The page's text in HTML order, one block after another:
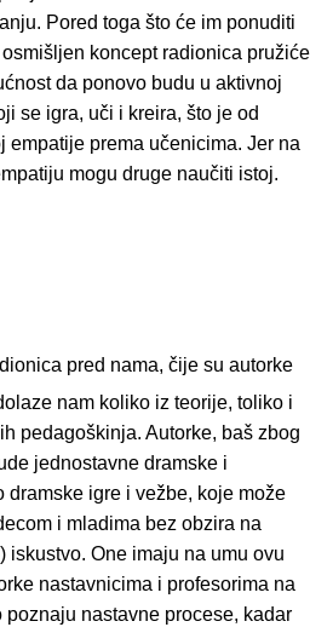
Pored toga što će im ponuditi
koncept radionica pružiće
da ponovo budu u aktivnoj
se igra, uči i kreira, što je od
empatije prema učenicima. Jer na
mogu druge naučiti istoj.
pred nama, čije su autorke
nam koliko iz teorije, toliko i
pedagoškinja. Autorke, baš zbog
jednostavne dramske i
dramske igre i vežbe, koje može
i mladima bez obzira na
iskustvo. One imaju na umu ovu
nastavnicima i profesorima na
nastavne procese, kadar